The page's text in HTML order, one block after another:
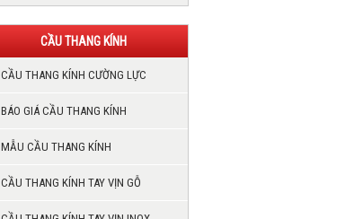
CẦU THANG KÍNH
CẦU THANG KÍNH CƯỜNG LỰC
BÁO GIÁ CẦU THANG KÍNH
MẪU CẦU THANG KÍNH
CẦU THANG KÍNH TAY VỊN GỖ